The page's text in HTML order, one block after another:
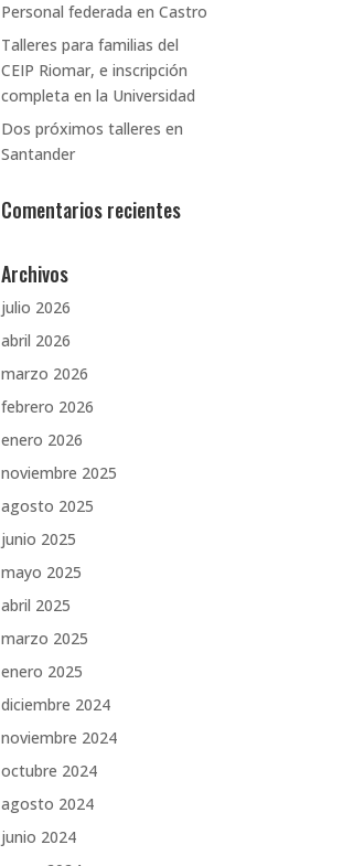
Personal federada en Castro
Talleres para familias del
CEIP Riomar, e inscripción
completa en la Universidad
Dos próximos talleres en
Santander
Comentarios recientes
Archivos
julio 2026
abril 2026
marzo 2026
febrero 2026
enero 2026
noviembre 2025
agosto 2025
junio 2025
mayo 2025
abril 2025
marzo 2025
enero 2025
diciembre 2024
noviembre 2024
octubre 2024
agosto 2024
junio 2024